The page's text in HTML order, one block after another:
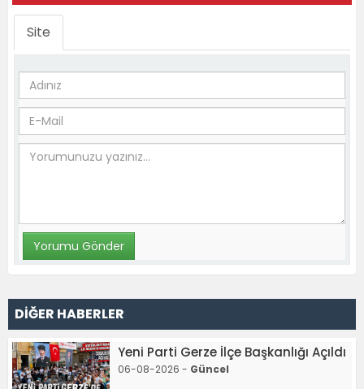
Site
DİĞER HABERLER
Yeni Parti Gerze İlçe Başkanlığı Açıldı
06-08-2026 - Güncel